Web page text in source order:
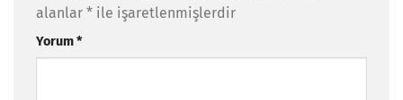
alanlar * ile işaretlenmişlerdir
Yorum*